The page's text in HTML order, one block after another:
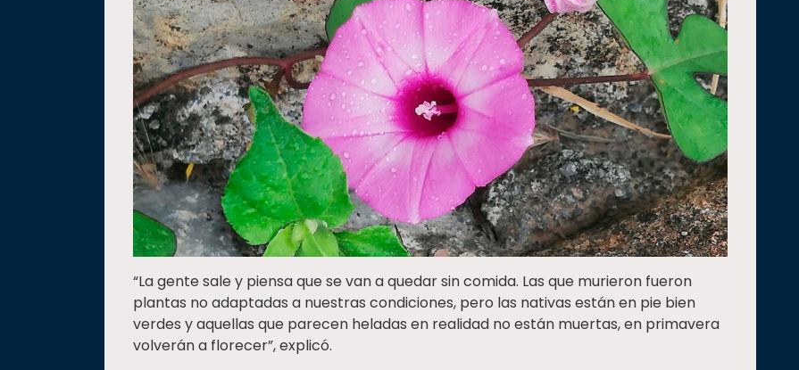
“La gente sale y piensa que se van a quedar sin comida. Las que murieron fueron
plantas no adaptadas a nuestras condiciones, pero las nativas están en pie bien
verdes y aquellas que parecen heladas en realidad no están muertas, en primavera
volverán a florecer”, explicó.